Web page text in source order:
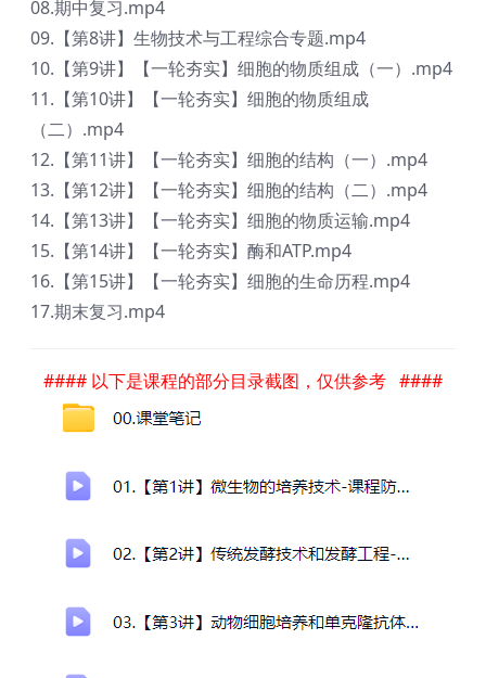
08.期中复习.mp4
09.【第8讲】生物技术与工程综合专题.mp4
10.【第9讲】【一轮夯实】细胞的物质组成（一）​.mp4
11.【第10讲】【一轮夯实】细胞的物质组成
（二）.mp4
12.【第11讲】【一轮夯实】细胞的结构（一）.mp4
13.【第12讲】【一轮夯实】细胞的结构（二）.mp4
14.【第13讲】【一轮夯实】细胞的物质运输.mp4
15.【第14讲】【一轮夯实】酶和ATP.mp4
16.【第15讲】【一轮夯实】细胞的生命历程.mp4
17.期末复习.mp4
#### 以下是课程的部分目录截图，仅供参考 ####